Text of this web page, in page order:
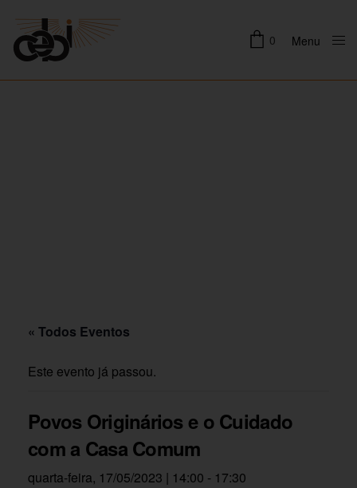
0 Menu
« Todos Eventos
Este evento já passou.
Povos Originários e o Cuidado
com a Casa Comum
quarta-feira, 17/05/2023 | 14:00 - 17:30